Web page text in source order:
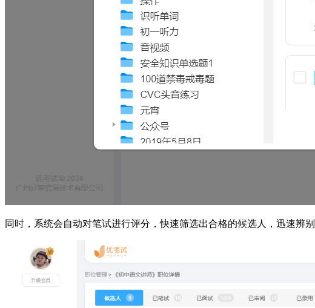
同时，系统会自动对笔试进行评分，快速筛选出合格的候选人，迅速辨